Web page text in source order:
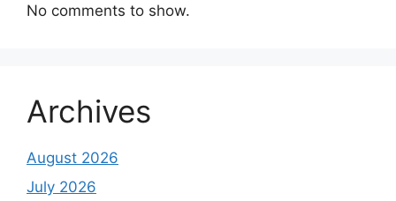
No comments to show.
Archives
August 2026
July 2026